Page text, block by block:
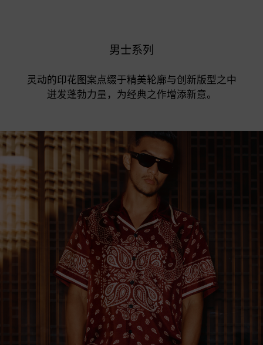
男士系列
灵动的印花图案点缀于精美轮廓与创新版型之中
迸发蓬勃力量，为经典之作增添新意。